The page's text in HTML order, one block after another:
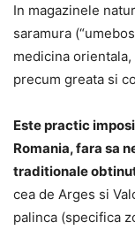
In magazinele
saramura
medicina
precum greata si
Este practic
Romania, fara sa
traditionale
cea de Arges si
palinca (specifica